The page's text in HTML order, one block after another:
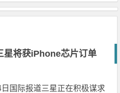
星将获iPhone芯片订单
国际报道三星正在积极谋求